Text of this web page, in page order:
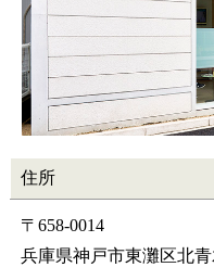
住所
〒658-0014
兵庫県神戸市東灘区北青